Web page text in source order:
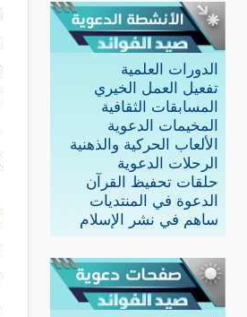
الدورات العلمية
تفعيل العمل الخيري
المسابقات الثقافية
المخيمات الدعوية
الألعاب الحركية والذهنية
الرحلات الدعوية
حلقات تحفيظ القرآن
الدعوة في المنتديات
ساهم في نشر الإسلام